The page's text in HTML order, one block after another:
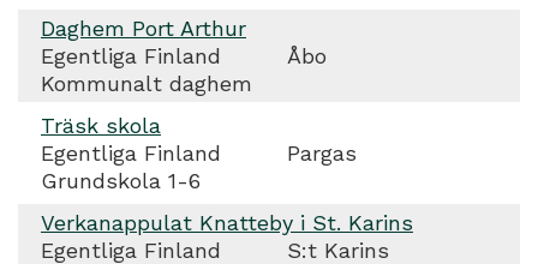
Daghem Port Arthur
Egentliga Finland
Åbo
Kommunalt daghem
Träsk skola
Egentliga Finland
Pargas
Grundskola 1-6
Verkanappulat Knatteby i St. Karins
Egentliga Finland
S:t Karins